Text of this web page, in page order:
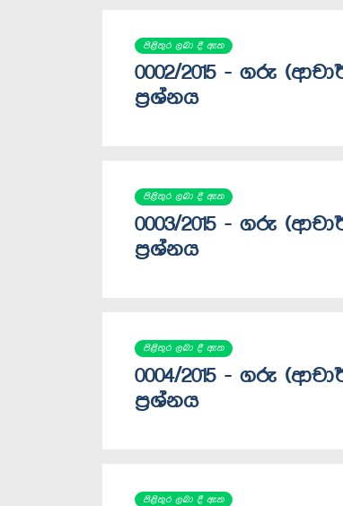
පිළිතුර ලබා දී ඇත
0002/2015 - ගරු
ප්‍රශ්නය
පිළිතුර ලබා දී ඇත
0003/2015 - ගරු
ප්‍රශ්නය
පිළිතුර ලබා දී ඇත
0004/2015 - ගරු
ප්‍රශ්නය
පිළිතුර ලබා දී ඇත